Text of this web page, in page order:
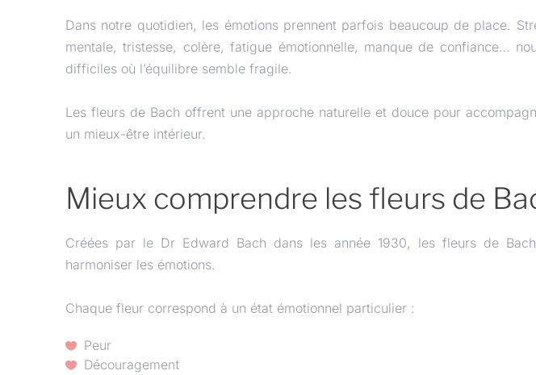
Dans notre quotidien, les émotions prennent parfois beaucoup de place.
mentale, tristesse, colère, fatigue émotionnelle, manque de confiance…
difficiles où l’équilibre semble fragile.
Les fleurs de Bach offrent une approche naturelle et douce pour
un mieux-être intérieur.
Mieux comprendre les fleurs de
Créées par le Dr Edward Bach dans les année 1930, les fleurs de
harmoniser les émotions.
Chaque fleur correspond à un état émotionnel particulier :
Peur
Découragement